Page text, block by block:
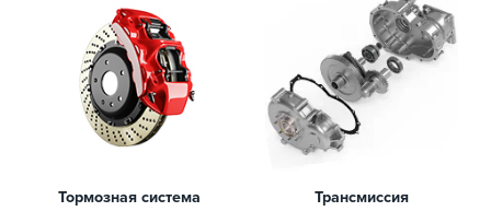
Тормозная система Трансмиссия